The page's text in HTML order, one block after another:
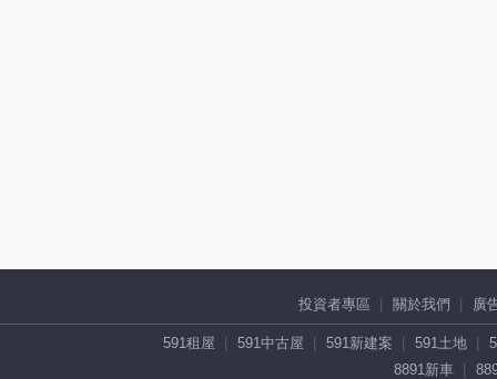
投資者專區 關於我們 廣
591租屋 591中古屋 591新建案 591土地
8891新車